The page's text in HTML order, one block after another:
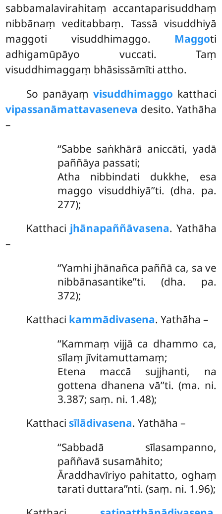
sabbamalavirahitaṃ accantaparisuddhaṃ
nibbānaṃ veditabbaṃ. Tassā visuddhiyā
maggoti visuddhimaggo. Maggoti
adhigamūpāyo vuccati. Taṃ
visuddhimaggaṃ bhāsissāmīti attho.
So panāyaṃ visuddhimaggo katthaci
vipassanāmattavaseneva desito. Yathāha
–
‘‘Sabbe saṅkhārā aniccāti, yadā
paññāya passati;
Atha nibbindati dukkhe, esa
maggo visuddhiyā’’ti. (dha. pa.
277);
Katthaci jhānapaññāvasena. Yathāha
–
‘‘Yamhi jhānañca paññā ca, sa ve
nibbānasantike’’ti. (dha. pa.
372);
Katthaci kammādivasena. Yathāha –
‘‘Kammaṃvijjā ca dhammo ca,
sīlaṃ jīvitamuttamaṃ;
Etena maccā sujjhanti, na
gottena dhanena vā’’ti. (ma. ni.
3.387; saṃ. ni. 1.48);
Katthaci sīlādivasena. Yathāha –
‘‘Sabbadā sīlasampanno,
paññavā susamāhito;
Āraddhavīriyo pahitatto, oghaṃ
tarati duttara’’nti. (saṃ. ni. 1.96);